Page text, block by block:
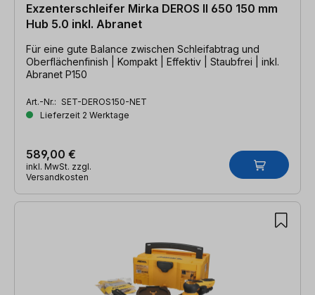
Exzenterschleifer Mirka DEROS II 650 150 mm
Hub 5.0 inkl. Abranet
Für eine gute Balance zwischen Schleifabtrag und
Oberflächenfinish | Kompakt | Effektiv | Staubfrei | inkl.
Abranet P150
Art.-Nr.: SET-DEROS150-NET
Lieferzeit 2 Werktage
589,00 €
inkl. MwSt. zzgl.
Versandkosten